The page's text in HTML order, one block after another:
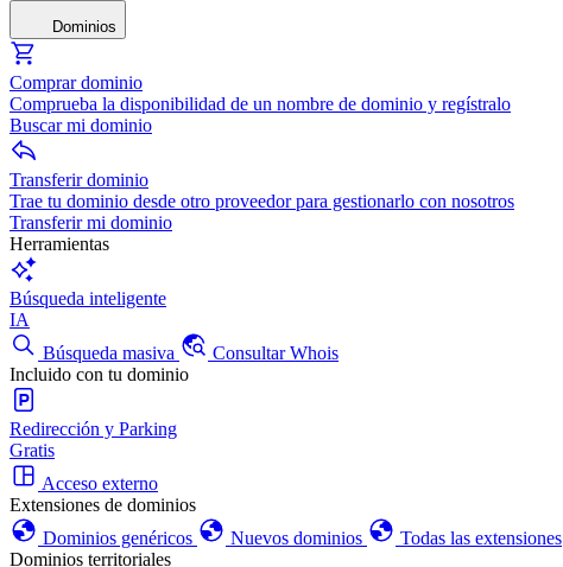
Dominios
Comprar dominio
Comprueba la disponibilidad de un nombre de dominio y regístralo
Buscar mi dominio
Transferir dominio
Trae tu dominio desde otro proveedor para gestionarlo con nosotros
Transferir mi dominio
Herramientas
Búsqueda inteligente
IA
Búsqueda masiva
Consultar Whois
Incluido con tu dominio
Redirección y Parking
Gratis
Acceso externo
Extensiones de dominios
Dominios genéricos
Nuevos dominios
Todas las extensiones
Dominios territoriales